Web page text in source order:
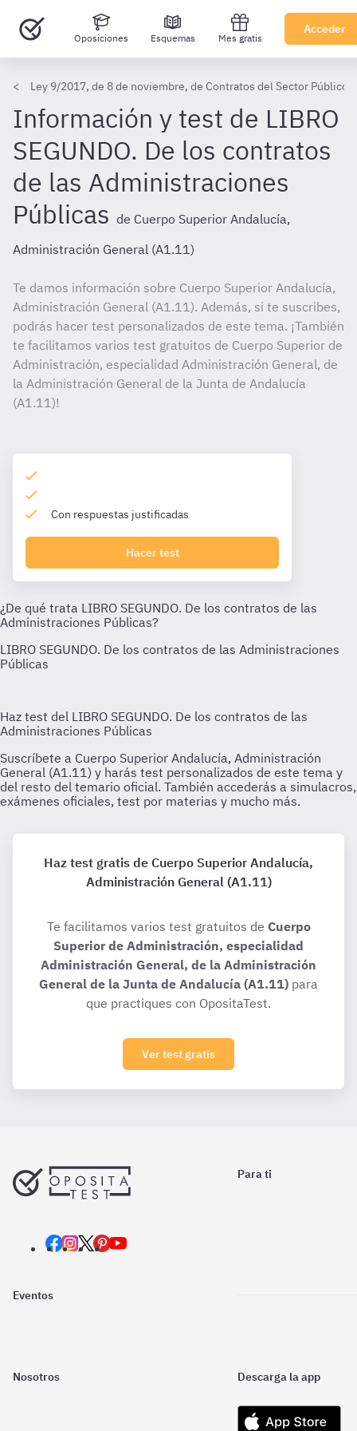
Oposiciones Esquemas Mes gratis
Acceder
Ley 9/2017, de 8 de noviembre, de Contratos del Sector
Información y test de LIBRO
SEGUNDO. De los contratos
de las Administraciones
Públicas de Cuerpo Superior Andalucía,
Administración General (A1.11)
Te damos información sobre Cuerpo Superior Andalucía,
Administración General (A1.11). Además, si te suscribes,
podrás hacer test personalizados de este tema. ¡También
te facilitamos varios test gratuitos de Cuerpo Superior de
Administración, especialidad Administración General, de
la Administración General de la Junta de Andalucía
(A1.11)!
Con respuestas justificadas
Hacer test
Haz test gratis de Cuerpo Superior Andalucía,
Administración General (A1.11)
Te facilitamos varios test gratuitos de Cuerpo
Superior de Administración, especialidad
Administración General, de la Administración
General de la Junta de Andalucía (A1.11) para
que practiques con OpositaTest.
Ver test gratis
Para ti
Eventos
Nosotros Descarga la app